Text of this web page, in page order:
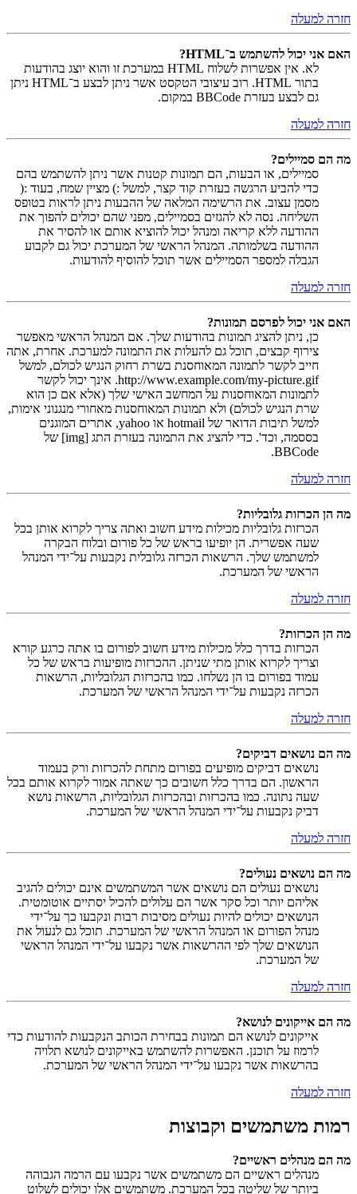
חזרה למעלה
האם אני יכול להשתמש ב־HTML?
לא. אין אפשרות לשלוח HTML במערכת זו והוא יוצג בהודעות
בתור HTML. רוב עיצובי הטקסט אשר ניתן לבצע ב־HTML ניתן
גם לבצע בעזרת BBCode במקום.
חזרה למעלה
מה הם סמיילים?
סמיילים, או הבעות, הם תמונות קטנות אשר ניתן להשתמש בהם
כדי להביע הרגשה בעזרת קוד קצר, למשל :) מציין שמח, בעוד :(
מסמן עצוב. את הרשימה המלאה של ההבעות ניתן לראות בטופס
השליחה. נסה לא להגזים בסמיילים, מפני שהם יכולים להפוך את
ההודעה ללא קריאה ומנהל יכול להוציא אותם או להסיר את
ההודעה בשלמותה. המנהל הראשי של המערכת יכול גם לקבוע
הגבלה למספר הסמיילים אשר תוכל להוסיף להודעות.
חזרה למעלה
האם אני יכול לפרסם תמונות?
כן, ניתן להציג תמונות בהודעות שלך. אם המנהל הראשי מאפשר
צירוף קבצים, תוכל גם להעלות את התמונה למערכת. אחרת, אתה
חייב לקשר לתמונה המאוחסנת בשרת רחוק הנגיש לכולם, למשל
http://www.example.com/my-picture.gif. אינך יכול לקשר
לתמונות המאוחסנות על המחשב האישי שלך (אלא אם כן הוא
שרת הנגיש לכולם) ולא תמונות המאוחסנות מאחורי מנגנוני אימות,
למשל תיבות הדואר של hotmail או yahoo, אתרים המוגנים
בססמה, וכד'. כדי להציג את התמונה בעזרת התג [img] של
BBCode.
חזרה למעלה
מה הן הכרזות גלובליות?
הכרזות גלובליות מכילות מידע חשוב ואתה צריך לקרוא אותן בכל
שעה אפשרית. הן יופיעו בראש של כל פורום ובלוח הבקרה
למשתמש שלך. הרשאות הכרזה גלובלית נקבעות על־ידי המנהל
הראשי של המערכת.
חזרה למעלה
מה הן הכרזות?
הכרזות בדרך כלל מכילות מידע חשוב לפורום בו אתה כרגע קורא
וצריך לקרוא אותן מתי שניתן. ההכרזות מופיעות בראש של כל
עמוד בפורום בו הן נשלחו. כמו בהכרזות הגלובליות, הרשאות
הכרזה נקבעות על־ידי המנהל הראשי של המערכת.
חזרה למעלה
מה הם נושאים דביקים?
נושאים דביקים מופיעים בפורום מתחת להכרזות ורק בעמוד
הראשון. הם בדרך כלל חשובים כך שאתה אמור לקרוא אותם בכל
שעה נתונה. כמו בהכרזות ובהכרזות הגלובליות, הרשאות נושא
דביק נקבעות על־ידי המנהל הראשי של המערכת.
חזרה למעלה
מה הם נושאים נעולים?
נושאים נעולים הם נושאים אשר המשתמשים אינם יכולים להגיב
אליהם יותר וכל סקר אשר הם עלולים להכיל יסתיים אוטומטית.
הנושאים יכולים להיות נעולים מסיבות רבות ונקבעו כך על־ידי
מנהל הפורום או המנהל הראשי של המערכת. תוכל גם לנעול את
הנושאים שלך לפי ההרשאות אשר נקבעו על־ידי המנהל הראשי
של המערכת.
חזרה למעלה
מה הם אייקונים לנושא?
אייקונים לנושא הם תמונות בבחירת הכותב הנקבעות להודעות כדי
לרמוז על תוכנן. האפשרות להשתמש באייקונים לנושא תלויה
בהרשאות אשר נקבעו על־ידי המנהל הראשי של המערכת.
חזרה למעלה
רמות משתמשים וקבוצות
מה הם מנהלים ראשיים?
מנהלים ראשיים הם משתמשים אשר נקבעו עם הרמה הגבוהה
ביותר של שליטה בכל המערכת. משתמשים אלו יכולים לשלוט